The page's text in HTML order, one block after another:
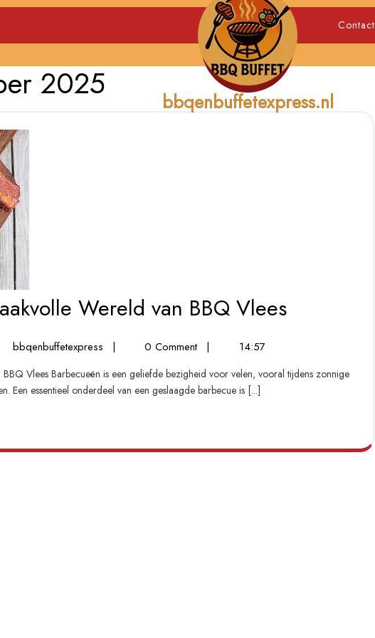
bbqenbuffetexpress.nl
Contact
2025
Wereld van BBQ VleesOntdek
Wereld
Vlees
bbqenbuffetexpress
Ontdek
Smaakvolle
Wereld
| 0 Comment | 14:57
Een essentieel onderdeel van een geslaagde barbecue is [...]